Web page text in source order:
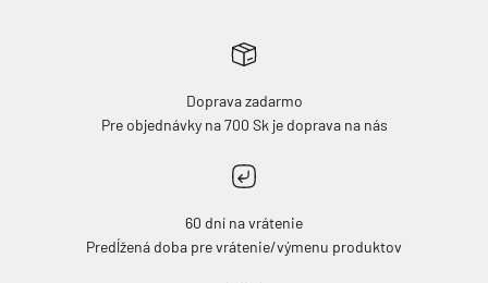
Doprava zadarmo
Pre objednávky na 700 Sk je doprava na nás
60 dní na vrátenie
Predĺžená doba pre vrátenie/výmenu produktov